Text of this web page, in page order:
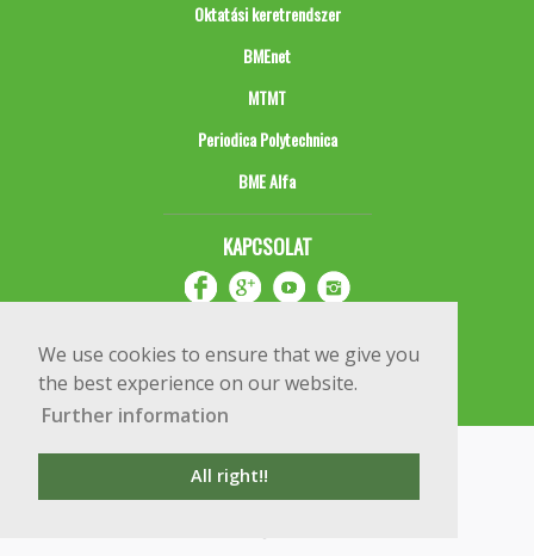
We use cookies to ensure that we give you
the best experience on our website.
Further information
All right!!
Oktatási keretrendszer
BMEnet
MTMT
Periodica Polytechnica
BME Alfa
KAPCSOLAT
Copyright © 2020 BME Építőmérnöki Kar
1111 Budapest, Műegyetem rkp. 3.